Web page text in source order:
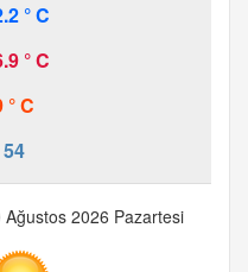
° C
° C
° C
Ağustos 2026 Pazartesi